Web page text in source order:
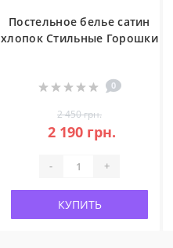
Постельное белье сатин
хлопок Стильные Горошки
0
2 450 грн.
2 190 грн.
- +
КУПИТЬ